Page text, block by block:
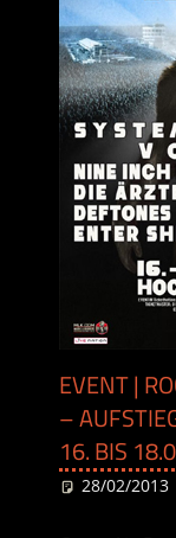
EVENT |
–
16. BIS
28/02/2013